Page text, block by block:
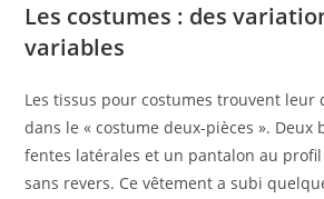
Les costumes : des
variables
Les tissus pour costumes trouvent leur
dans le « costume deux-pièces ». Deux
fentes latérales et un pantalon au
sans revers. Ce vêtement a subi